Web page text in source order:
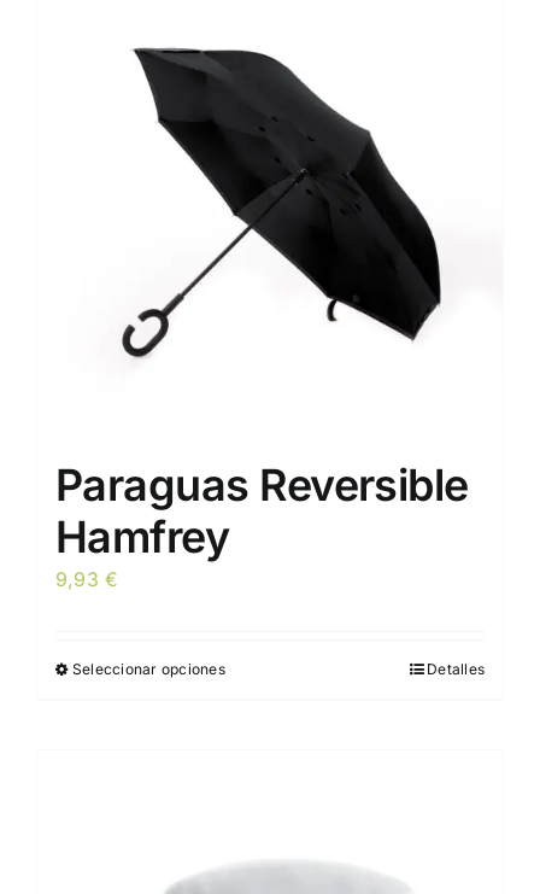
Paraguas Reversible
Hamfrey
9,93€
Seleccionar opcionesEste
opciones
Detalles